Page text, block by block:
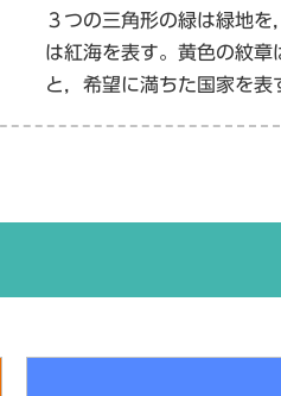
３つの三角形の緑は緑地
は紅海を表す。黄色の紋章
と，希望に満ちた国家を表